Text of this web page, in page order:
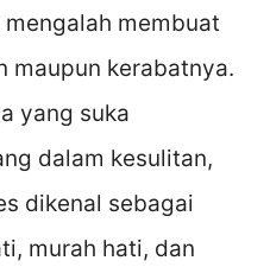
membuat
maupun kerabatnya.
yang suka
dalam kesulitan,
dikenal sebagai
murah hati, dan